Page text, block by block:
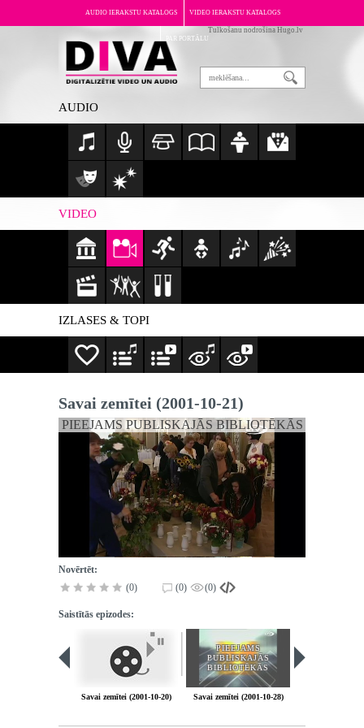
AUDIO IERAKSTU KATALOGS VIDEO IERAKSTU KATALOGS
PAR PORTĀLU
Tulkošanu nodrošina Hugo.lv
AUDIO
VIDEO
IZLASES & TOPI
Savai zemītei (2001-10-21)
PIEEJAMS PUBLISKAJĀS BIBLIOTĒKĀS
Novērtēt:
(0)
(0) (0)
Saistītās epizodes:
Savai zemītei (2001-10-20)
PIEEJAMS
PUBLISKAJĀS
BIBLIOTĒKĀS
Savai zemītei (2001-10-28)